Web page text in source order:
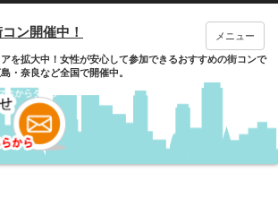
ン開催中！
を拡大中！女性が安心して参加できるおすすめの街コンで
・奈良など全国で開催中。
メニュー